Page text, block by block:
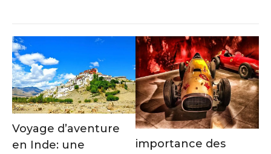
Voyage d’aventure
en Inde: une
importance des